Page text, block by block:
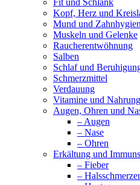
Kopf, Herz und
Mund und
Muskeln und Gelenke
Raucherentwöhnung
Salben
Schlaf und
Schmerzmittel
Verdauung
Vitamine und
Augen, Ohren und
– Augen
– Nase
– Ohren
Erkältung und
– Fieber
–